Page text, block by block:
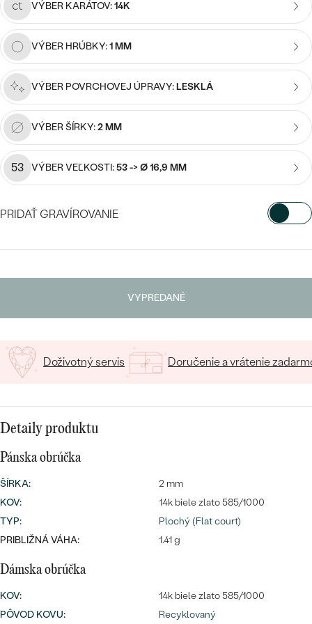
Wave kolekcia
PODĽA TVARU DRAHOKAMU
NA MIERU
DIAMANTY
Bestsellery
náušnice
PREZRIEŤ
Personalizované
prívesky
OBJAVIŤ
Najpredávanejšie
prstene
VÝBER KARÁTOV:14K
VÝBER HRÚBKY:1 MM
VÝBER POVRCHOVEJ ÚPRAVY:LESKLÁ
VÝBER ŠÍRKY:2 MM
53 VÝBER VEĽKOSTI:53 -> Ø 16,9 MM
PRIDAŤ GRAVÍROVANIE
VYPREDANÉ
Doživotný servis Doručenie a vrátenie
Detaily produktu
Pánska obrúčka
ŠÍRKA:
2 mm
KOV:
14k biele zlato 585/1000
TYP:
Plochý (Flat court)
PRIBLIŽNÁ VÁHA:
1.41 g
Dámska obrúčka
KOV:
14k biele zlato 585/1000
PÔVOD KOVU: Recyklovaný